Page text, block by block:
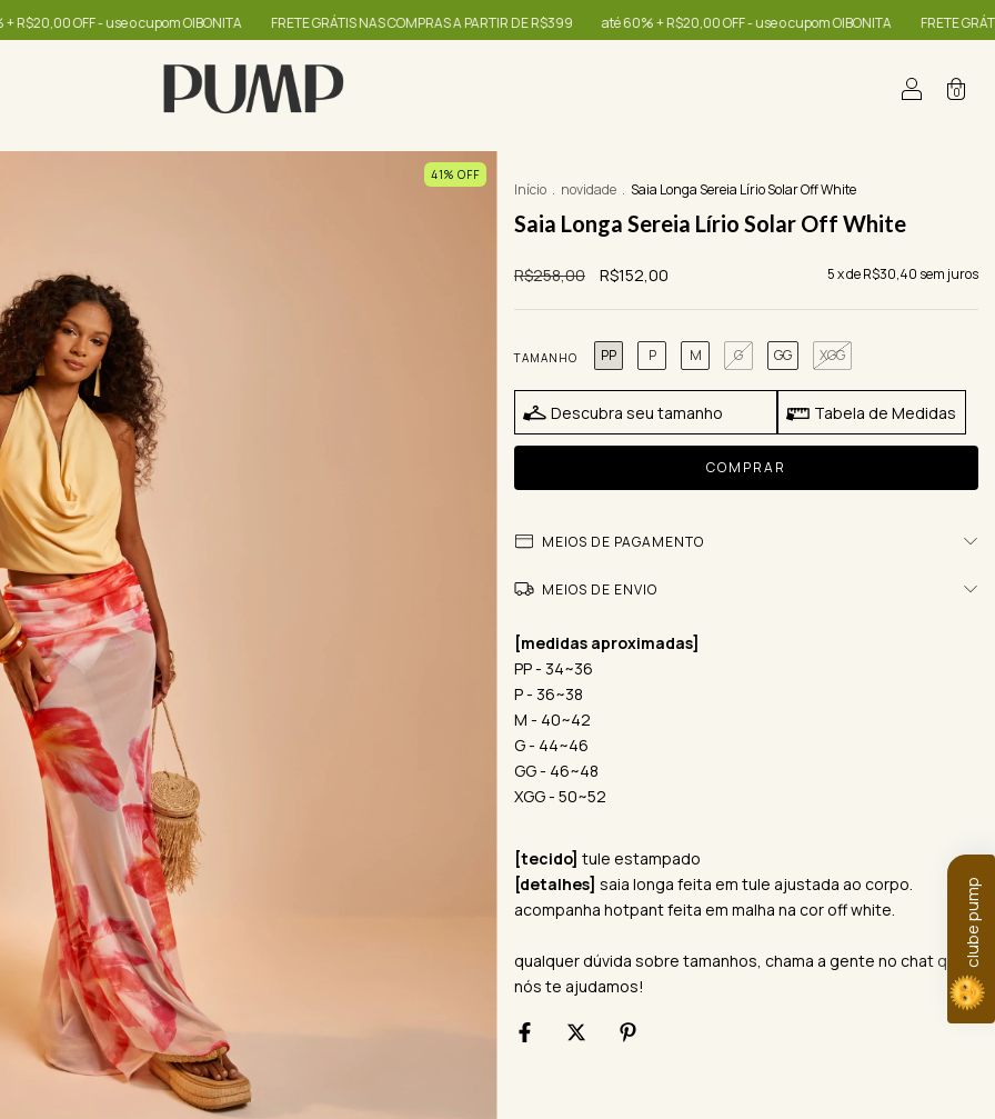
o cupom OIBONITA FRETE GRÁTIS NAS COMPRAS A PARTIR DE R$399 até 60% + R$20,00 OFF - use o cupom OIBONITA FRETE GRÁTIS NAS
0
41% OFF
Início . novidade . Saia Longa Sereia Lírio Solar Off White
Saia Longa Sereia Lírio Solar Off White
R$258,00 R$152,00 5x deR$30,40 sem juros
TAMANHO PP P M G GG XGG
Descubra seu tamanho Tabela de Medidas
MEIOS DE PAGAMENTO
MEIOS DE ENVIO
[medidas aproximadas]
PP - 34~36
P - 36~38
M - 40~42
G - 44~46
GG - 46~48
XGG - 50~52
[tecido] tule estampado
[detalhes] saia longa feita em tule ajustada ao corpo.
acompanha hotpant feita em malha na cor off white.
qualquer dúvida sobre tamanhos, chama a gente no chat que
nós te ajudamos!
clube pump